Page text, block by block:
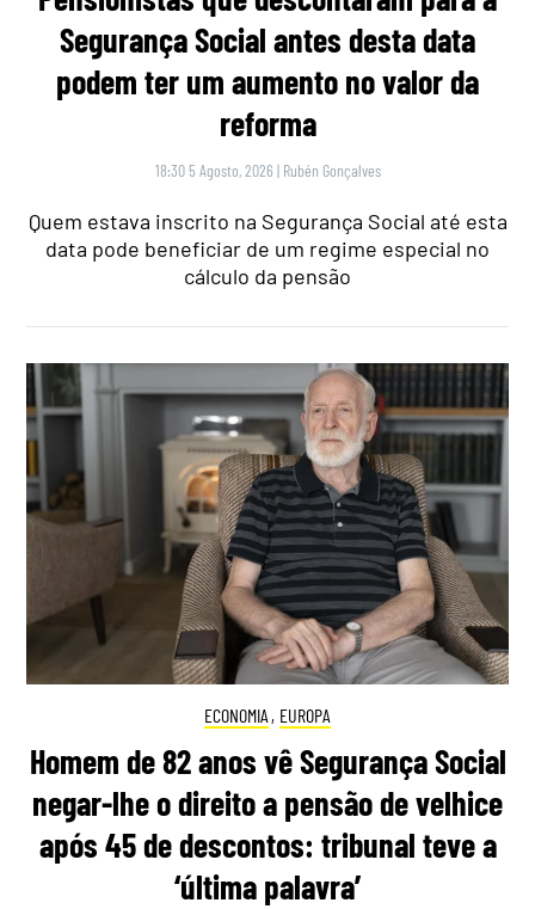
Segurança Social antes desta data
podem ter um aumento no valor da
reforma
18:30 5 Agosto, 2026 | Rubén Gonçalves
Quem estava inscrito na Segurança Social até esta
data pode beneficiar de um regime especial no
cálculo da pensão
ECONOMIA , EUROPA
Homem de 82 anos vê Segurança Social
negar-lhe o direito a pensão de velhice
após 45 de descontos: tribunal teve a
‘última palavra’